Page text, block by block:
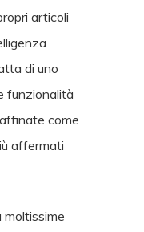
articoli
di uno
funzionalità
come
affermati
moltissime